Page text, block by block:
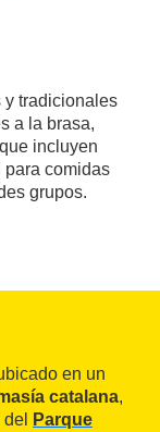
y tradicionales
a la brasa,
incluyen
para comidas
grupos.
en un
catalana,
Parque